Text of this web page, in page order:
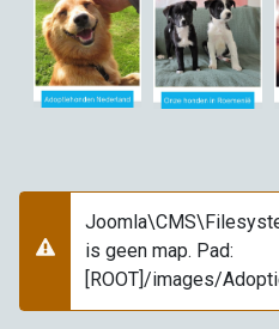
Waarschuwing
is geen map. Pad:
[ROOT]/images/